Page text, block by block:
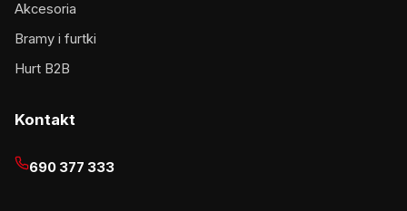
Akcesoria
Bramy i furtki
Hurt B2B
Kontakt
690 377 333